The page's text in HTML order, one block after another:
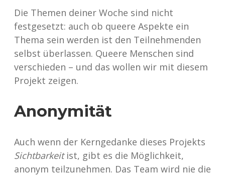
Die Themen deiner Woche sind nicht
festgesetzt: auch ob queere Aspekte ein
Thema sein werden ist den Teilnehmenden
selbst überlassen. Queere Menschen sind
verschieden – und das wollen wir mit diesem
Projekt zeigen.
Anonymität
Auch wenn der Kerngedanke dieses Projekts
Sichtbarkeitist, gibt es die Möglichkeit,
anonym teilzunehmen. Das Team wird nie die